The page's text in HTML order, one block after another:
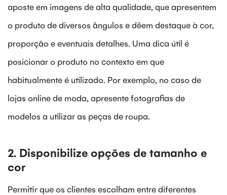
aposte em imagens de alta qualidade, que apresentem
o produto de diversos ângulos e dêem destaque à cor,
proporção e eventuais detalhes. Uma dica útil é
posicionar o produto no contexto em que
habitualmente é utilizado. Por exemplo, no caso de
lojas online de moda, apresente fotografias de
modelos a utilizar as peças de roupa.
2. Disponibilize opções de tamanho e
cor
Permitir que os clientes escolham entre diferentes